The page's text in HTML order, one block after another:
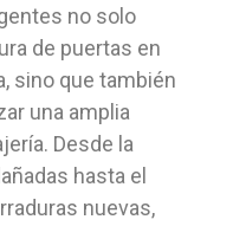
no solo
de puertas en
sino que también
una amplia
Desde la
hasta el
nuevas,